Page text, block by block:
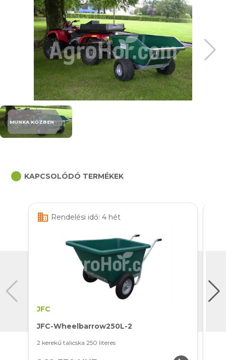
MUNKA KÖZBEN
circle KAPCSOLÓDÓ TERMÉKEK
business Rendelési idő: 4 hét
JFC
JFC-Wheelbarrow250L-2
2 kerekű talicska 250 literes